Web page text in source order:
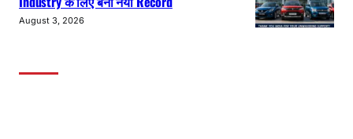
August 3, 2026